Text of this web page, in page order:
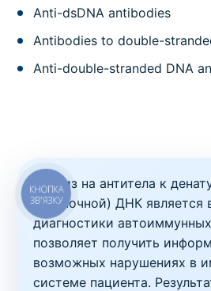
Anti-dsDNA antibodies
Antibodies to double-
Anti-double-stranded DNA
Анализ на антитела к
(одиночной) ДНК
диагностики
позволяет получить
возможных нарушениях в
системе пациента.